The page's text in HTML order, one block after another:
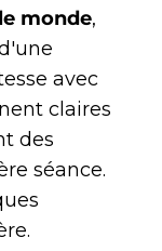
monde,
avec
claires
des
séance.